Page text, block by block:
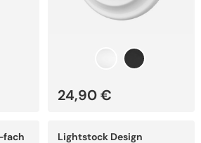
24,90€
fach
Lightstock Design
Produkt